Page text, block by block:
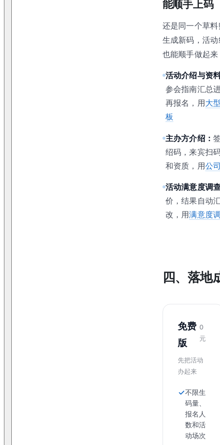
能顺手上码
还是同一个草
生成新码，活
也能顺手做起
活动介绍与资
参会指南汇总
再报名，用大
板
主办方介绍：
绍码，来宾扫
和资质，用公
活动满意度调
价，结果自动
改，用满意度
四、落地
免费
版
0
元
先把活动
办起来
不限生
码量、
报名人
数和活
动场次